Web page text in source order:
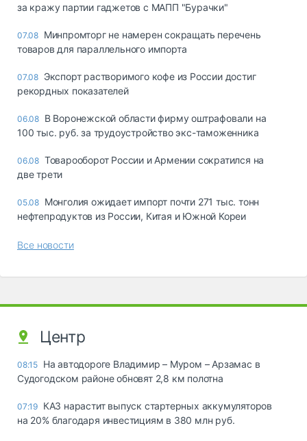
за кражу партии гаджетов с МАПП "Бурачки"
07.08 Минпромторг не намерен сокращать перечень
товаров для параллельного импорта
07.08 Экспорт растворимого кофе из России достиг
рекордных показателей
06.08 В Воронежской области фирму оштрафовали на
100 тыс. руб. за трудоустройство экс-таможенника
06.08 Товарооборот России и Армении сократился на
две трети
05.08 Монголия ожидает импорт почти 271 тыс. тонн
нефтепродуктов из России, Китая и Южной Кореи
Все новости
Центр
08:15 На автодороге Владимир – Муром – Арзамас в
Судогодском районе обновят 2,8 км полотна
07:19 КАЗ нарастит выпуск стартерных аккумуляторов
на 20% благодаря инвестициям в 380 млн руб.